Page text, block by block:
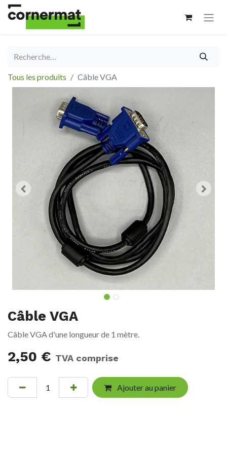
Tous les produits Câble VGA
Câble VGA
Câble VGA d'une longueur de 1 mètre.
2,50 € TVA comprise
Ajouter au panier